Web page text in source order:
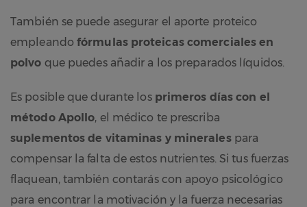
También se puede asegurar el aporte proteico
empleando fórmulas proteicas comerciales en
polvo que puedes añadir a los preparados líquidos.
Es posible que durante losprimeros días con el
método Apollo, el médico te prescriba
suplementos de vitaminas y mineralespara
compensar la falta de estos nutrientes. Si tus fuerzas
flaquean, también contarás con apoyo psicológico
para encontrar la motivación y la fuerza necesarias